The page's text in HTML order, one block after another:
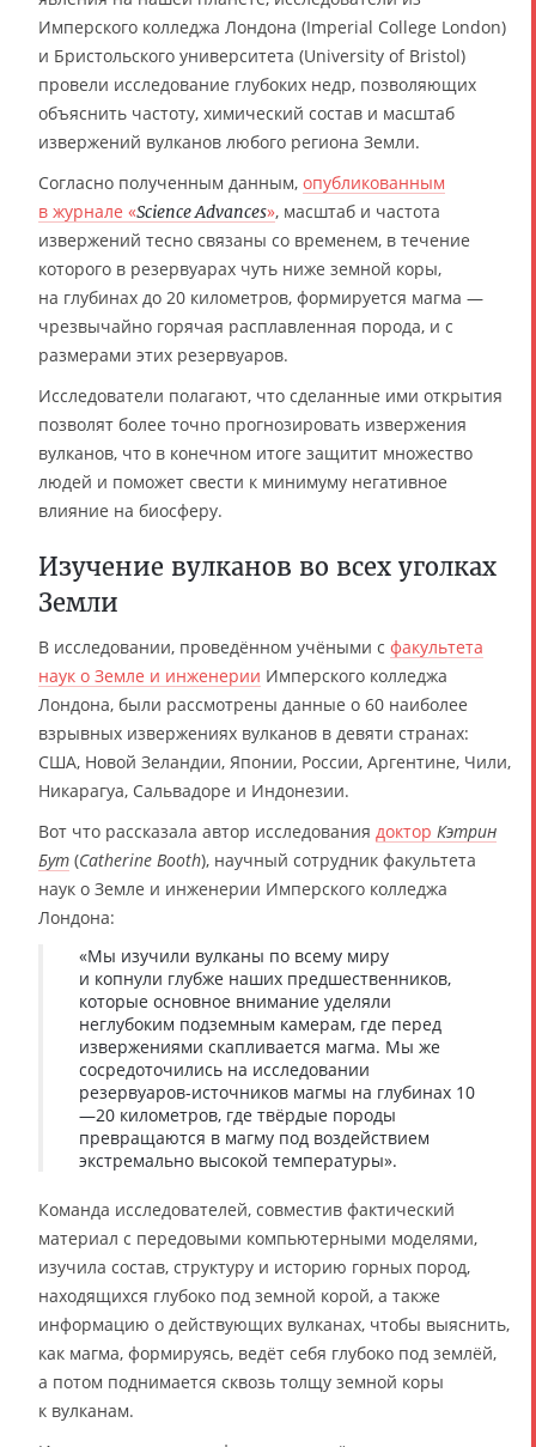
Имперского колледжа Лондона (Imperial College London)
и Бристольского университета (University of Bristol)
провели исследование глубоких недр, позволяющих
объяснить частоту, химический состав и масштаб
извержений вулканов любого региона Земли.
Согласно полученным данным, опубликованным
в журнале «Science Advances», масштаб и частота
извержений тесно связаны со временем, в течение
которого в резервуарах чуть ниже земной коры,
на глубинах до 20 километров, формируется магма —
чрезвычайно горячая расплавленная порода, и с
размерами этих резервуаров.
Исследователи полагают, что сделанные ими открытия
позволят более точно прогнозировать извержения
вулканов, что в конечном итоге защитит множество
людей и поможет свести к минимуму негативное
влияние на биосферу.
Изучение вулканов во всех уголках
Земли
В исследовании, проведённом учёными с факультета
наук о Земле и инженерии Имперского колледжа
Лондона, были рассмотрены данные о 60 наиболее
взрывных извержениях вулканов в девяти странах:
США, Новой Зеландии, Японии, России, Аргентине, Чили,
Никарагуа, Сальвадоре и Индонезии.
Вот что рассказала автор исследования доктор Кэтрин
Бут (Catherine Booth), научный сотрудник факультета
наук о Земле и инженерии Имперского колледжа
Лондона:
«Мы изучили вулканы по всему миру
и копнули глубже наших предшественников,
которые основное внимание уделяли
неглубоким подземным камерам, где перед
извержениями скапливается магма. Мы же
сосредоточились на исследовании
резервуаров-источников магмы на глубинах 10
—20 километров, где твёрдые породы
превращаются в магму под воздействием
экстремально высокой температуры».
Команда исследователей, совместив фактический
материал с передовыми компьютерными моделями,
изучила состав, структуру и историю горных пород,
находящихся глубоко под земной корой, а также
информацию о действующих вулканах, чтобы выяснить,
как магма, формируясь, ведёт себя глубоко под землёй,
а потом поднимается сквозь толщу земной коры
к вулканам.